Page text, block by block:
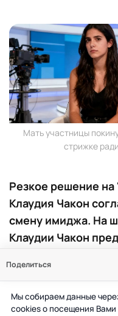
Поделиться
Мать участницы
стрижке
Резкое решение
Клаудия Чакон
смену имиджа. На
Клаудии Чакон
вызвало протест
Мы собираем данные
cookies о посещения Вами